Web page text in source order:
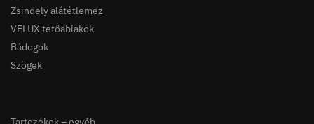
Zsindely alátétlemez
VELUX tetőablakok
Bádogok
Szögek